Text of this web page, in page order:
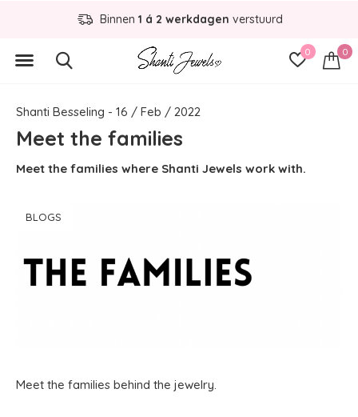
0 0
Binnen 1 á 2 werkdagen verstuurd
Shanti Besseling - 16 / Feb / 2022
Meet the families
Meet the families where Shanti Jewels work with.
BLOGS
Meet the families behind the jewelry.